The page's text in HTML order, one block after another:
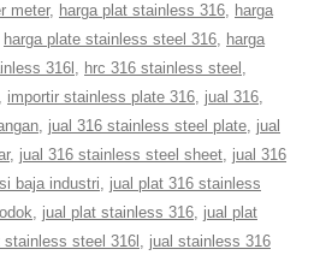
meter, harga plat stainless 316, harga
harga plate stainless steel 316, harga
316l , hrc 316 stainless steel ,
, importir stainless plate 316, jual 316,
, jual 316 stainless steel plate, jual
, jual 316 stainless steel sheet, jual 316
baja industri, jual plat 316 stainless
, jual plat stainless 316, jual plat
stainless steel 316l , jual stainless 316